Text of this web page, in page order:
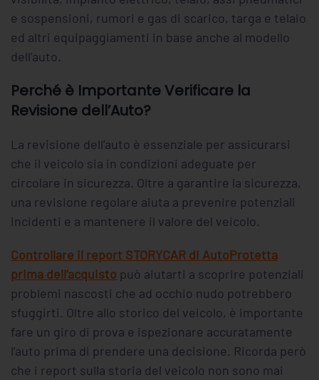
e sospensioni, rumori e gas di scarico, targa e telaio
ed altri equipaggiamenti in base anche al modello
dell’auto.
Perché è Importante Verificare la
Revisione dell’Auto?
La revisione dell’auto è essenziale per assicurarsi
che il veicolo sia in condizioni adeguate per
circolare in sicurezza. Oltre a garantire la sicurezza,
una revisione regolare aiuta a prevenire potenziali
incidenti e a mantenere il valore del veicolo.
Controllare il report STORYCAR di AutoProtetta
prima dell’acquisto può aiutarti a scoprire potenziali
problemi nascosti che ad occhio nudo potrebbero
sfuggirti. Oltre allo storico del veicolo, è importante
fare un giro di prova e ispezionare accuratamente
l’auto prima di prendere una decisione. Ricorda però
che i report sulla storia del veicolo non sono mai